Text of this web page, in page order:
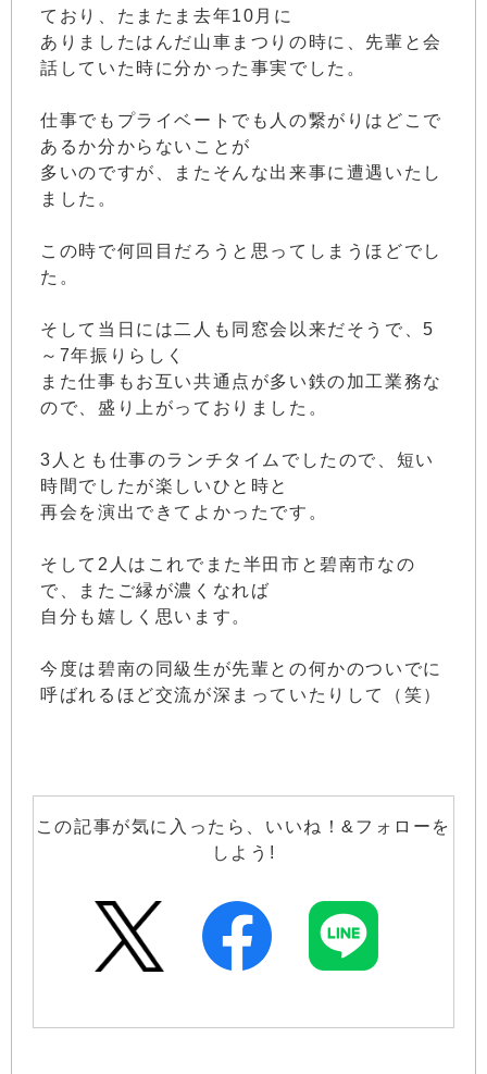
ており、たまたま去年10月に
ありましたはんだ山車まつりの時に、先輩と会
話していた時に分かった事実でした。
仕事でもプライベートでも人の繋がりはどこで
あるか分からないことが
多いのですが、またそんな出来事に遭遇いたし
ました。
この時で何回目だろうと思ってしまうほどでし
た。
そして当日には二人も同窓会以来だそうで、5
～7年振りらしく
また仕事もお互い共通点が多い鉄の加工業務な
ので、盛り上がっておりました。
3人とも仕事のランチタイムでしたので、短い
時間でしたが楽しいひと時と
再会を演出できてよかったです。
そして2人はこれでまた半田市と碧南市なの
で、またご縁が濃くなれば
自分も嬉しく思います。
今度は碧南の同級生が先輩との何かのついでに
呼ばれるほど交流が深まっていたりして（笑）
この記事が気に入ったら、いいね！&フォローを
しよう!